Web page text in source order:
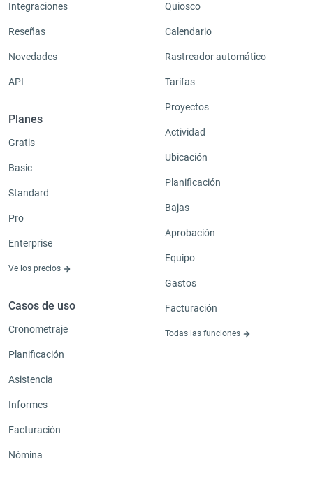
Integraciones
Reseñas
Novedades
API
Planes
Gratis
Basic
Standard
Pro
Enterprise
Ve los precios
Casos de uso
Cronometraje
Planificación
Asistencia
Informes
Facturación
Nómina
Quiosco
Calendario
Rastreador automático
Tarifas
Proyectos
Actividad
Ubicación
Planificación
Bajas
Aprobación
Equipo
Gastos
Facturación
Todas las funciones